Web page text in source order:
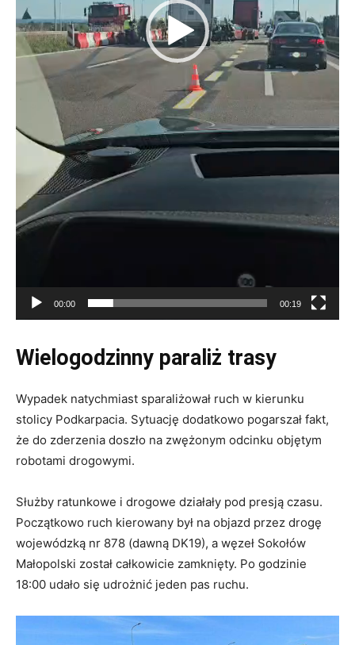
00:00 00:19
Wielogodzinny paraliż trasy
Wypadek natychmiast sparaliżował ruch w kierunku
stolicy Podkarpacia. Sytuację dodatkowo pogarszał fakt,
że do zderzenia doszło na zwężonym odcinku objętym
robotami drogowymi.
Służby ratunkowe i drogowe działały pod presją czasu.
Początkowo ruch kierowany był na objazd przez drogę
wojewódzką nr 878 (dawną DK19), a węzeł Sokołów
Małopolski został całkowicie zamknięty. Po godzinie
18:00 udało się udrożnić jeden pas ruchu.